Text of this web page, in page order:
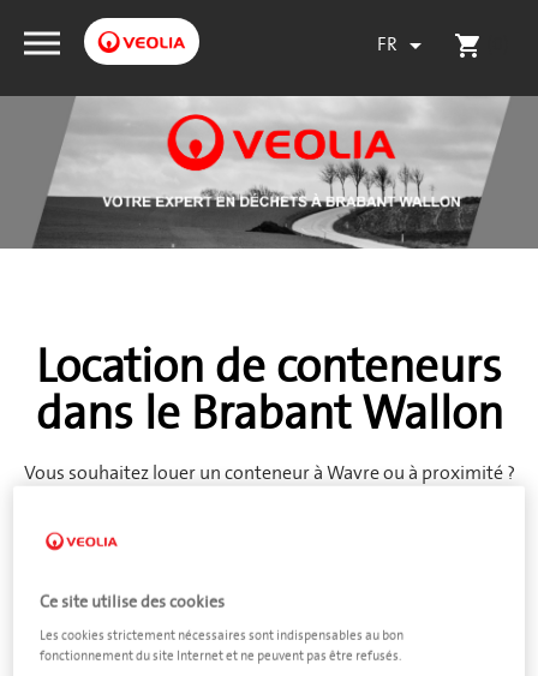
shopping_cart
FR 
Location de conteneurs
dans le Brabant Wallon
Vous souhaitez louer un conteneur à Wavre ou à proximité ?
confidentiels, déchets résiduels, papier, etc. Parmi l’ensemble
adéquat pour chacun de vos flux et volume de déchets.
Ce site utilise des cookies
Les cookies strictement nécessaires sont indispensables au bon
fonctionnement du site Internet et ne peuvent pas être refusés.